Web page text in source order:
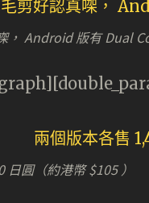
， Android 版有 Dual
圓（約港幣 $105 ）